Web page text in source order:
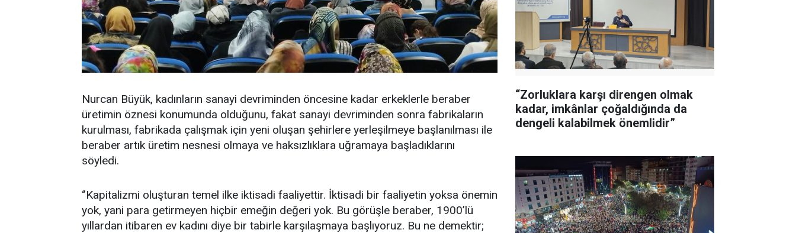
Nurcan Büyük, kadınların sanayi devriminden öncesine kadar erkeklerle beraber
üretimin öznesi konumunda olduğunu, fakat sanayi devriminden sonra fabrikaların
kurulması, fabrikada çalışmak için yeni oluşan şehirlere yerleşilmeye başlanılması ile
beraber artık üretim nesnesi olmaya ve haksızlıklara uğramaya başladıklarını
söyledi.
‘’Kapitalizmi oluşturan temel ilke iktisadi faaliyettir. İktisadi bir faaliyetin yoksa önemin
yok, yani para getirmeyen hiçbir emeğin değeri yok. Bu görüşle beraber, 1900’lü
yıllardan itibaren ev kadını diye bir tabirle karşılaşmaya başlıyoruz. Bu ne demektir;
“Zorluklara karşı direngen olmak
kadar, imkânlar çoğaldığında da
dengeli kalabilmek önemlidir”